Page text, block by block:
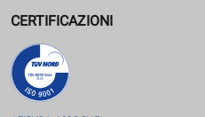
CERTIFICAZIONI